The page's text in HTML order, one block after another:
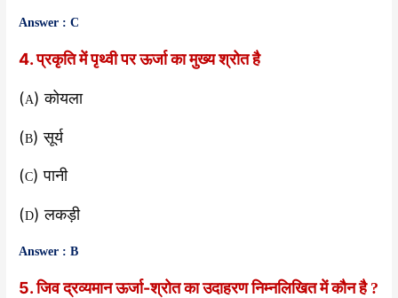
Answer : C
4. प्रकृति में पृथ्वी पर ऊर्जा का मुख्य श्रोत है
(A) कोयला
(B) सूर्य
(C) पानी
(D) लकड़ी
Answer : B
5. जिव द्रव्यमान ऊर्जा-श्रोत का उदाहरण निम्नलिखित में कौन है ?